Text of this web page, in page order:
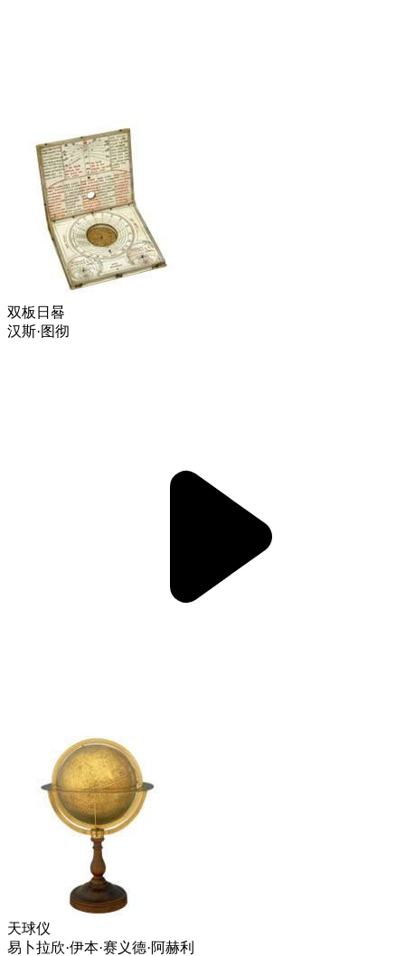
双板日晷
汉斯·图彻
天球仪
易卜拉欣·伊本·赛义德·阿赫利